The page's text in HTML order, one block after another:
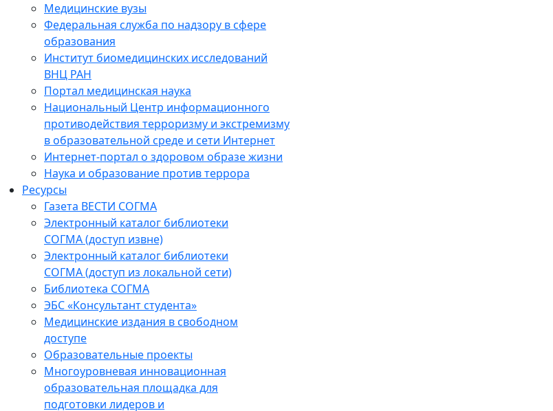
Медицинские вузы
Федеральная служба по надзору в сфере
образования
Институт биомедицинских исследований
ВНЦ РАН
Портал медицинская наука
Национальный Центр информационного
противодействия терроризму и экстремизму
в образовательной среде и сети Интернет
Интернет-портал о здоровом образе жизни
Наука и образование против террора
Ресурсы
Газета ВЕСТИ СОГМА
Электронный каталог библиотеки
СОГМА (доступ извне)
Электронный каталог библиотеки
СОГМА (доступ из локальной сети)
Библиотека СОГМА
ЭБС «Консультант студента»
Медицинские издания в свободном
доступе
Образовательные проекты
Многоуровневая инновационная
образовательная площадка для
подготовки лидеров и